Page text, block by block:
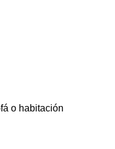
o habitación